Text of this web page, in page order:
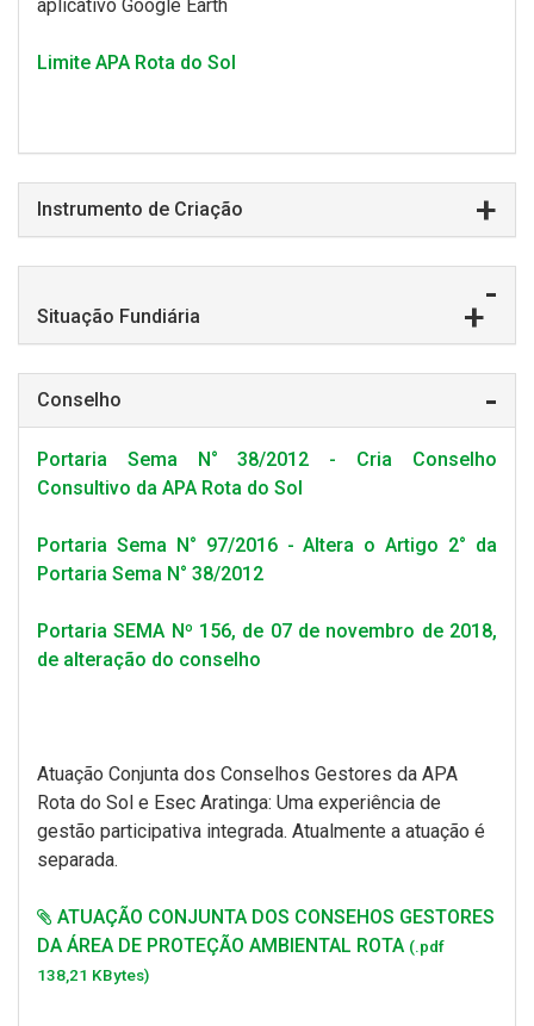
aplicativo Google Earth
Limite APA Rota do Sol
Instrumento de Criação
Situação Fundiária
Conselho
Portaria Sema N° 38/2012 - Cria Conselho
Consultivo da APA Rota do Sol
Portaria Sema N° 97/2016 - Altera o Artigo 2° da
Portaria Sema N° 38/2012
Portaria SEMA Nº 156, de 07 de novembro de 2018,
de alteração do conselho
Atuação Conjunta dos Conselhos Gestores da APA
Rota do Sol e Esec Aratinga: Uma experiência de
gestão participativa integrada. Atualmente a atuação é
separada.
ATUAÇÃO CONJUNTA DOS CONSEHOS GESTORES
DA ÁREA DE PROTEÇÃO AMBIENTAL ROTA (.pdf
138,21 KBytes)